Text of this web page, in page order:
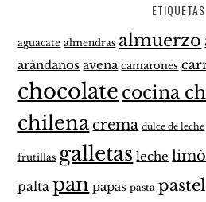
ETIQUETAS
aguacate almendras almuerzo
arándanos avena camarones
chocolate cocina
chilenacrema dulce de leche
frutillas galletas leche
palta pan papas pasta pastel